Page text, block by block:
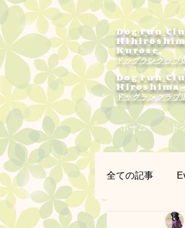
Dog run
Kurose
ドッグランクラブ
Dog run
ドッグランクラブ
ホーム ド
全ての記事
プラー練習会